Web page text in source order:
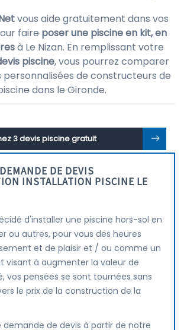
vous aide gratuitement dans vos
faire poser une piscine en kit, en
à Le Nizan. En remplissant votre
piscine, vous pourrez comparer
personnalisées de constructeurs de
dans le Gironde.
3 devis piscine gratuit
DE DEVIS
INSTALLATION PISCINE LE
d'installer une piscine hors-sol en
ou autres, pour vous des heures
et de plaisir et / ou comme un
visant à augmenter la valeur de
vos pensées se sont tournées sans
le prix de la construction de la
demande de devis à partir de notre